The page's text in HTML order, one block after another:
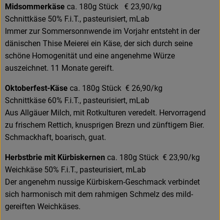
Midsommerkäse ca. 180g Stück € 23,90/kg
Schnittkäse 50% F.i.T., pasteurisiert, mLab
Immer zur Sommersonnwende im Vorjahr entsteht in der
dänischen Thise Meierei ein Käse, der sich durch seine
schöne Homogenität und eine angenehme Würze
auszeichnet. 11 Monate gereift.
Oktoberfest-Käse ca. 180g Stück € 26,90/kg
Schnittkäse 60% F.i.T., pasteurisiert, mLab
Aus Allgäuer Milch, mit Rotkulturen veredelt. Hervorragend
zu frischem Rettich, knusprigen Brezn und zünftigem Bier.
Schmackhaft, boarisch, guat.
Herbstbrie mit Kürbiskernen ca. 180g Stück € 23,90/kg
Weichkäse 50% F.i.T., pasteurisiert, mLab
Der angenehm nussige Kürbiskern-Geschmack verbindet
sich harmonisch mit dem rahmigen Schmelz des mild-
gereiften Weichkäses.